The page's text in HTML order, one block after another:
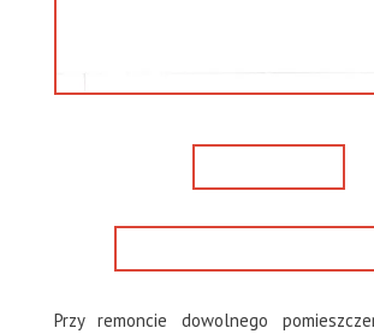
Przy remoncie dowolnego